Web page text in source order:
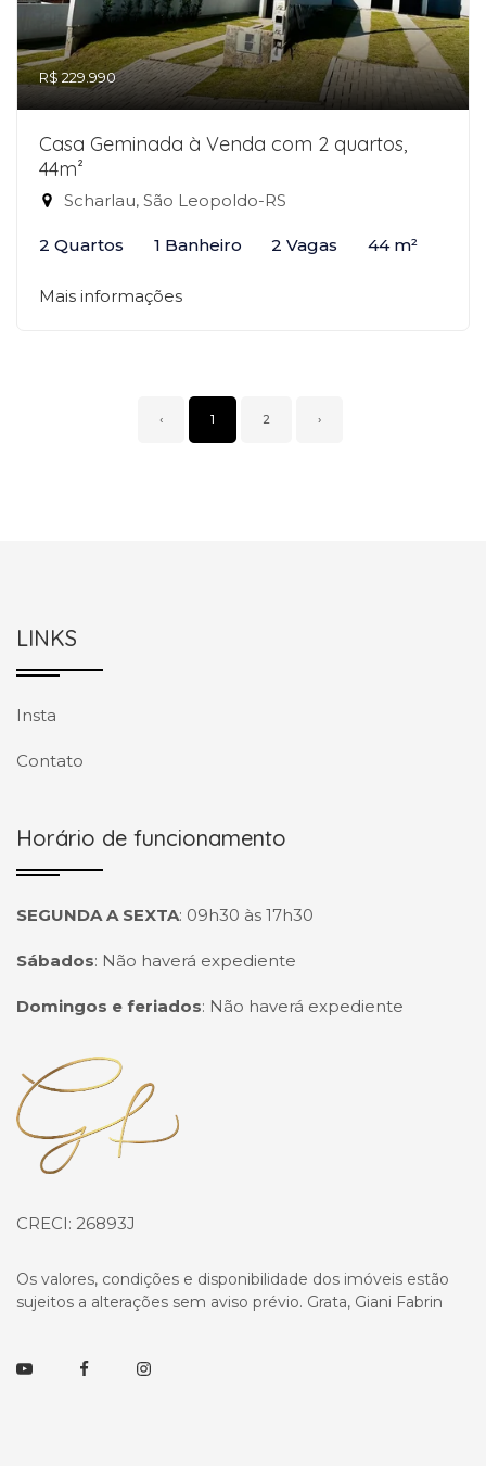
R$ 229.990
Casa Geminada à Venda com 2 quartos,
44m²
Scharlau, São Leopoldo-RS
2 Quartos 1 Banheiro 2 Vagas 44 m²
Mais informações
‹ 1 2 ›
LINKS
Insta
Contato
Horário de funcionamento
SEGUNDA A SEXTA: 09h30 às 17h30
Sábados: Não haverá expediente
Domingos e feriados: Não haverá expediente
Página inicial
CRECI: 26893J
Os valores, condições e disponibilidade dos imóveis estão
sujeitos a alterações sem aviso prévio. Grata, Giani Fabrin
YoutubeFacebookInstagram